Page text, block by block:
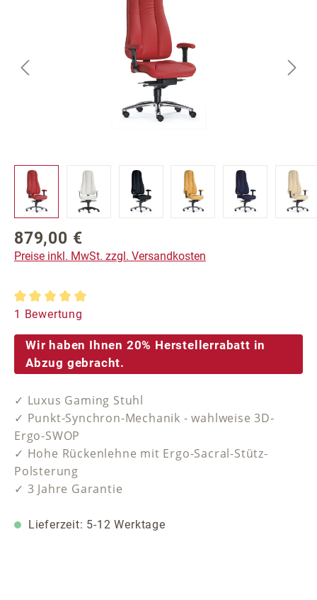
Regulärer Preis:
879,00 €
Preise inkl. MwSt. zzgl. Versandkosten
Durchschnittliche Bewertung von 5 von 5 Sternen
1 Bewertung
Wir haben Ihnen 20% Herstellerrabatt in
Abzug gebracht.
✓ Luxus Gaming Stuhl
✓ Punkt-Synchron-Mechanik - wahlweise 3D-
Ergo-SWOP
✓ Hohe Rückenlehne mit Ergo-Sacral-Stütz-
Polsterung
✓ 3 Jahre Garantie
Lieferzeit: 5-12 Werktage